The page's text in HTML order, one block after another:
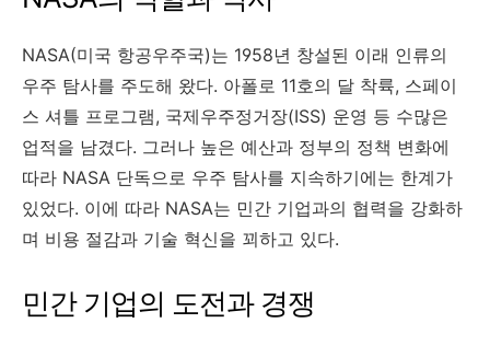
NASA(미국 항공우주국)는 1958년 창설된 이래 인류의
우주 탐사를 주도해 왔다. 아폴로 11호의 달 착륙, 스페이
스 셔틀 프로그램, 국제우주정거장(ISS) 운영 등 수많은
업적을 남겼다. 그러나 높은 예산과 정부의 정책 변화에
따라 NASA 단독으로 우주 탐사를 지속하기에는 한계가
있었다. 이에 따라 NASA는 민간 기업과의 협력을 강화하
며 비용 절감과 기술 혁신을 꾀하고 있다.
민간 기업의 도전과 경쟁